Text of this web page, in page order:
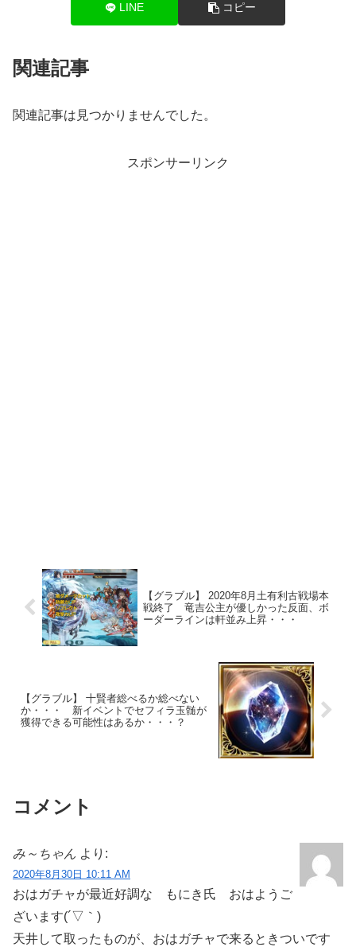
LINE コピー
関連記事
関連記事は見つかりませんでした。
スポンサーリンク
【グラブル】 2020年8月土有利古戦場本
戦終了 竜吉公主が優しかった反面、ボ
ーダーラインは軒並み上昇・・・
【グラブル】 十賢者総べるか総べない
か・・・ 新イベントでセフィラ玉髄が
獲得できる可能性はあるか・・・？
コメント
み～ちゃん より:
2020年8月30日 10:11 AM
おはガチャが最近好調な もにき氏 おはようご
ざいます(´▽｀)
天井して取ったものが、おはガチャで来るときついです